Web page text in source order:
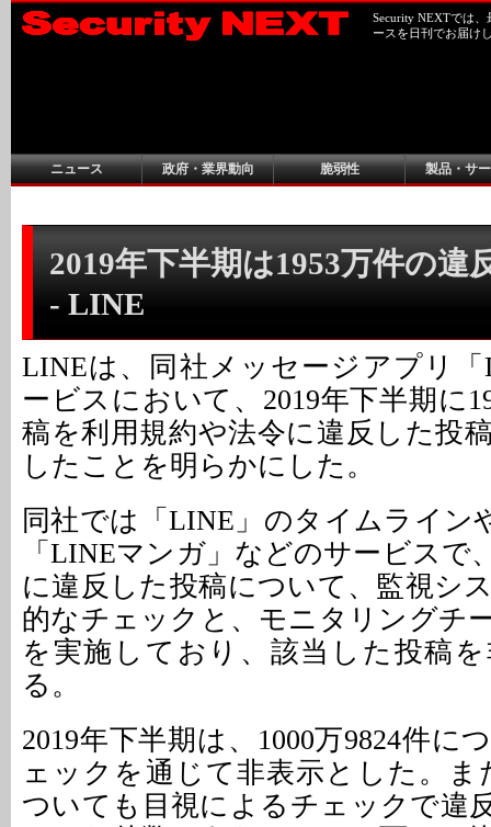
Security NEXTでは
ースを日刊でお届け
ニュース 政府・業界動向 脆弱性 製品・サ
2019年下半期は1953万件の違
- LINE
LINEは、同社メッセージアプリ
ービスにおいて、2019年下半期に
稿を利用規約や法令に違反した投
したことを明らかにした。
同社では「LINE」のタイムライン
「LINEマンガ」などのサービスで
に違反した投稿について、監視シ
的なチェックと、モニタリングチ
を実施しており、該当した投稿
る。
2019年下半期は、1000万9824件に
ェックを通じて非表示とした。ま
ついても目視によるチェックで違